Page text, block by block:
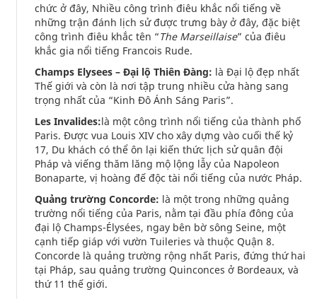
chức ở đây, Nhiều công trình điêu khắc nổi tiếng về
những trận đánh lịch sử được trưng bày ở đây, đặc biệt
công trình điêu khắc tên “The Marseillaise” của điêu
khắc gia nổi tiếng Francois Rude.
Champs Elysees – Đại lộ Thiên Đàng: là Đại lộ đẹp nhất
Thế giới và còn là nơi tập trung nhiều cửa hàng sang
trọng nhất của “Kinh Đô Ánh Sáng Paris”.
Les Invalides:là một công trình nổi tiếng của thành phố
Paris. Được vua Louis XIV cho xây dựng vào cuối thế kỷ
17, Du khách có thể ôn lại kiến thức lịch sử quân đội
Pháp và viếng thăm lăng mộ lộng lẫy của Napoleon
Bonaparte, vị hoàng đế độc tài nổi tiếng của nước Pháp.
Quảng trường Concorde: là một trong những quảng
trường nổi tiếng của Paris, nằm tại đầu phía đông của
đại lộ Champs-Élysées, ngay bên bờ sông Seine, một
cạnh tiếp giáp với vườn Tuileries và thuộc Quận 8.
Concorde là quảng trường rộng nhất Paris, đứng thứ hai
tại Pháp, sau quảng trường Quinconces ở Bordeaux, và
thứ 11 thế giới.